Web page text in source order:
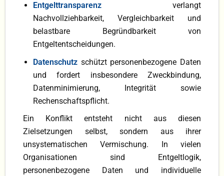
Entgelttransparenz verlangt
Nachvollziehbarkeit, Vergleichbarkeit und
belastbare Begründbarkeit von
Entgeltentscheidungen.
Datenschutz schützt personenbezogene Daten
und fordert insbesondere Zweckbindung,
Datenminimierung, Integrität sowie
Rechenschaftspflicht.
Ein Konflikt entsteht nicht aus diesen
Zielsetzungen selbst, sondern aus ihrer
unsystematischen Vermischung. In vielen
Organisationen sind Entgeltlogik,
personenbezogene Daten und individuelle